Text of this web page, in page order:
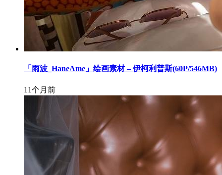
「雨波_HaneAme」绘画素材 – 伊柯利普斯(60P/546MB)
11个月前